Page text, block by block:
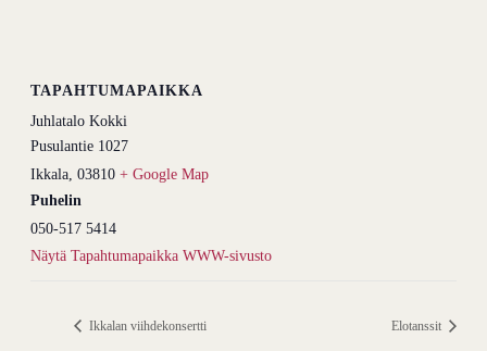
TAPAHTUMAPAIKKA
Juhlatalo Kokki
Pusulantie 1027
Ikkala 03810 + Google Map
Puhelin
050-517 5414
Näytä Tapahtumapaikka WWW-sivusto
Ikkalan viihdekonsertti Elotanssit